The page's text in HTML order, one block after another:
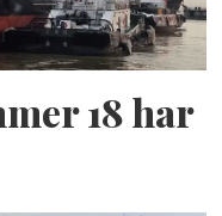
18 har